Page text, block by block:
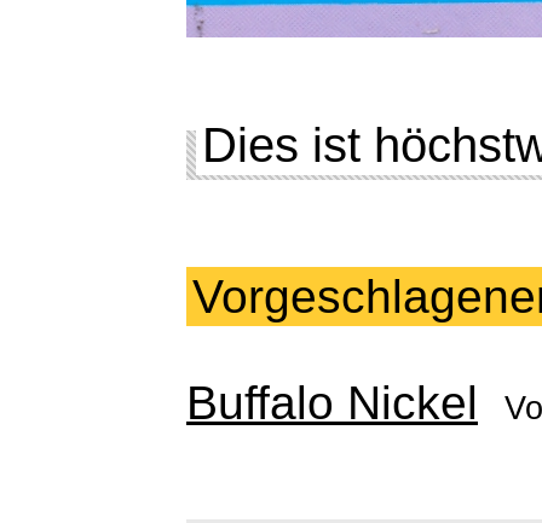
Dies ist
Buffalo Nickel